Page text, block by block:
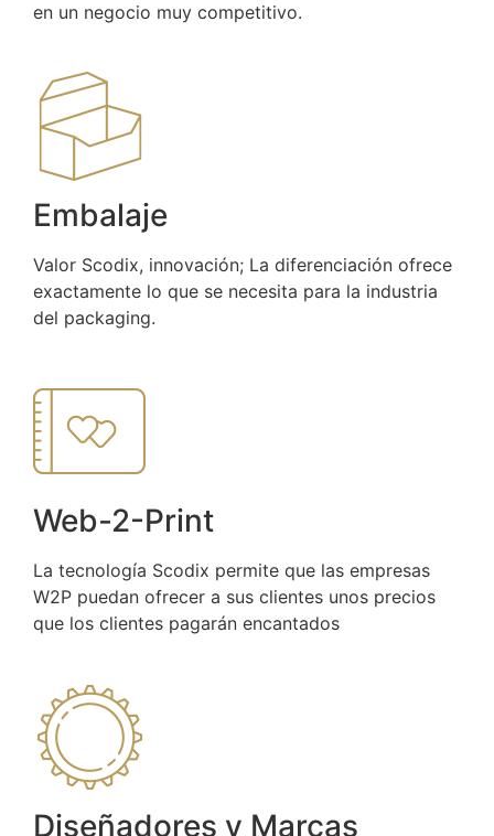
en un negocio muy competitivo.
Embalaje
Valor Scodix, innovación; La diferenciación ofrece
exactamente lo que se necesita para la industria
del packaging.
Web-2-Print
La tecnología Scodix permite que las empresas
W2P puedan ofrecer a sus clientes unos precios
que los clientes pagarán encantados
Diseñadores y Marcas